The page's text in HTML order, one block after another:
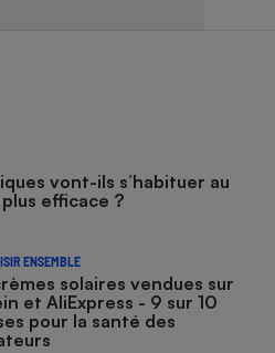
vont-ils s’habituer au
efficace ?
ENSEMBLE
solaires vendues sur
et AliExpress - 9 sur 10
pour la santé des